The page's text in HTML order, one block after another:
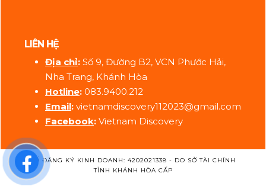
LIÊN HỆ
Địa chỉ: Số 9, Đường B2, VCN Phước Hải,
Nha Trang, Khánh Hòa
Hotline: 083.9400.212
Email: vietnamdiscovery112023@gmail.com
Facebook: Vietnam Discovery
SỐ ĐĂNG KÝ KINH DOANH: 4202021338 - DO SỞ TÀI CHÍNH
TỈNH KHÁNH HÒA CẤP